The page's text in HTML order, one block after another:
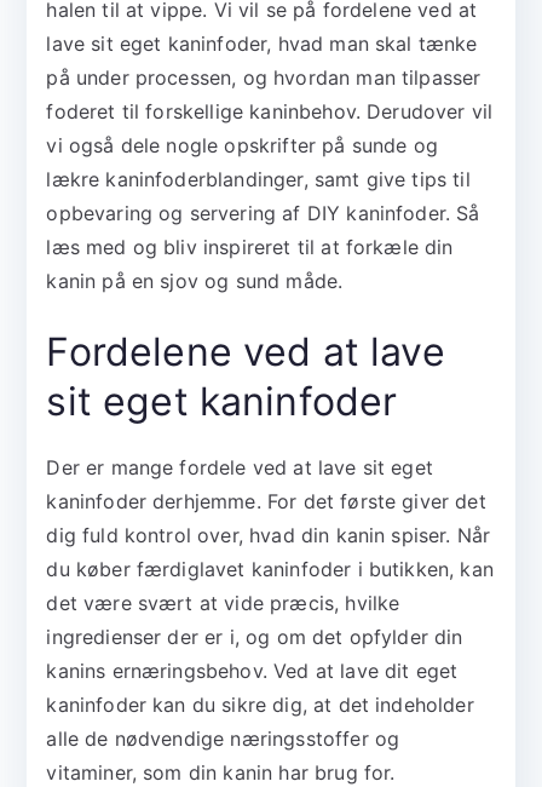
halen til at vippe. Vi vil se på fordelene ved at
lave sit eget kaninfoder, hvad man skal tænke
på under processen, og hvordan man tilpasser
foderet til forskellige kaninbehov. Derudover vil
vi også dele nogle opskrifter på sunde og
lækre kaninfoderblandinger, samt give tips til
opbevaring og servering af DIY kaninfoder. Så
læs med og bliv inspireret til at forkæle din
kanin på en sjov og sund måde.
Fordelene ved at lave
sit eget kaninfoder
Der er mange fordele ved at lave sit eget
kaninfoder derhjemme. For det første giver det
dig fuld kontrol over, hvad din kanin spiser. Når
du køber færdiglavet kaninfoder i butikken, kan
det være svært at vide præcis, hvilke
ingredienser der er i, og om det opfylder din
kanins ernæringsbehov. Ved at lave dit eget
kaninfoder kan du sikre dig, at det indeholder
alle de nødvendige næringsstoffer og
vitaminer, som din kanin har brug for.